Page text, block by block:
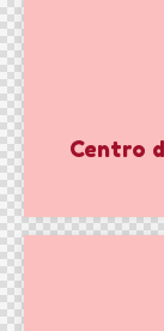
Centro